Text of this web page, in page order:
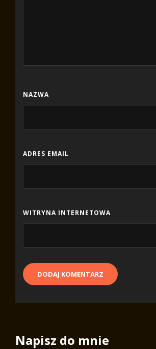
NAZWA
ADRES EMAIL
WITRYNA INTERNETOWA
Napisz do mnie